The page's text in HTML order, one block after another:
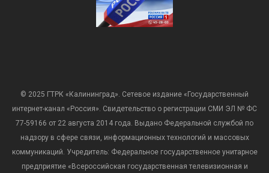
© 2025 ГТРК «Калининград». Сетевое издание «Государственный
интернет-канал «Россия». Свидетельство о регистрации СМИ ЭЛ № ФС
77-59166 от 22 августа 2014 года. Выдано Федеральной службой по
надзору в сфере связи, информационных технологий и массовых
коммуникаций. Учредитель: Федеральное государственное унитарное
предприятие «Всероссийская государственная телевизионная и